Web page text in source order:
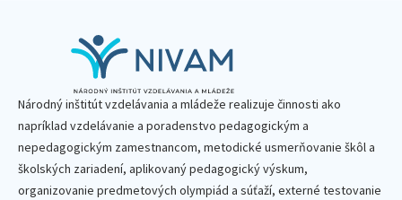
Národný inštitút vzdelávania a mládeže realizuje činnosti ako
napríklad vzdelávanie a poradenstvo pedagogickým a
nepedagogickým zamestnancom, metodické usmerňovanie škôl a
školských zariadení, aplikovaný pedagogický výskum,
organizovanie predmetových olympiád a súťaží, externé testovanie